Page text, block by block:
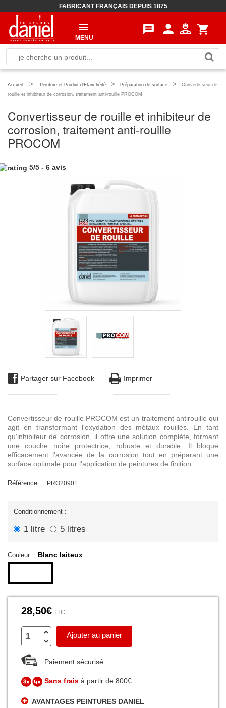
FABRICANT FRANÇAIS DEPUIS 1875
message person shopping_cart
MENU
Accueil > Peinture et Produit d'Etanchéité > Préparation de surface >
Convertisseur de
rouille et inhibiteur de corrosion, traitement anti-rouille PROCOM
Partager sur Facebook Imprimer
Convertisseur de rouille et inhibiteur de
corrosion, traitement anti-rouille
PROCOM
5/5 - 6 avis
Convertisseur de rouille PROCOM est un traitement antirouille qui
agit en transformant l'oxydation des métaux rouillés. En tant
qu'inhibiteur de corrosion, il offre une solution complète, formant
une couche noire protectrice, robuste et durable. Il bloque
efficacement l'avancée de la corrosion tout en préparant une
surface optimale pour l'application de peintures de finition.
Référence : PRO20901
Conditionnement :
1 litre 5 litres
Couleur : Blanc laiteux
28,50€ TTC
Ajouter au panier
Paiement sécurisé
Sans fraisà partir de 800€
AVANTAGES PEINTURES DANIEL